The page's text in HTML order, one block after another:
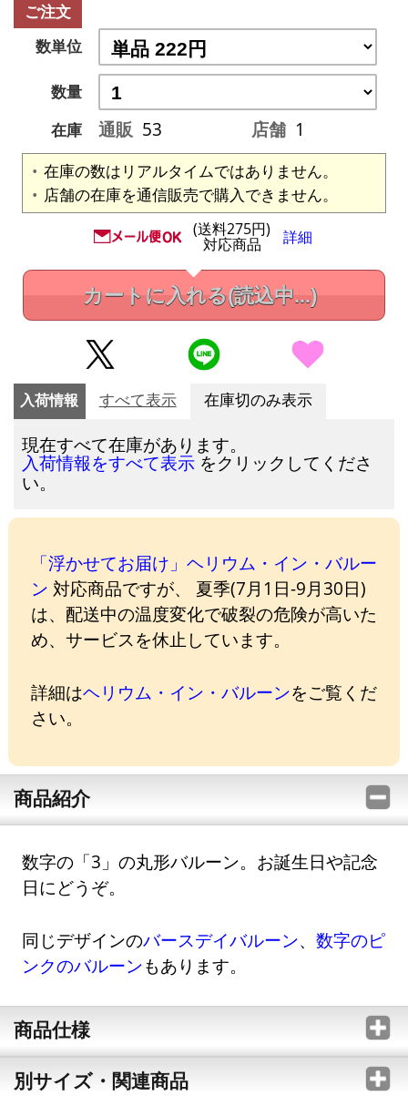
ご注文
数単位
数量
在庫
通販 53 店舗 1
在庫の数はリアルタイムではありません。
店舗の在庫を通信販売で購入できません。
(送料275円)
対応商品 詳細
カートに入れる(読込中...)
入荷情報 すべて表示 在庫切のみ表示
現在すべて在庫があります。
入荷情報をすべて表示 をクリックしてくださ
い。
「浮かせてお届け」ヘリウム・イン・バルー
ン 対応商品ですが、 夏季(7月1日-9月30日)
は、配送中の温度変化で破裂の危険が高いた
め、サービスを休止しています。
詳細はヘリウム・イン・バルーンをご覧くだ
さい。
商品紹介
数字の「3」の丸形バルーン。お誕生日や記念
日にどうぞ。
同じデザインのバースデイバルーン、数字のピ
ンクのバルーンもあります。
商品仕様
別サイズ・関連商品